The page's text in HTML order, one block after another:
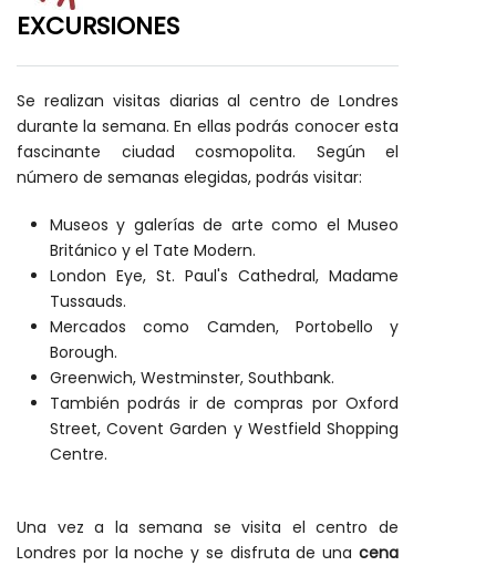
EXCURSIONES
Se realizan visitas diarias al centro de Londres
durante la semana. En ellas podrás conocer esta
fascinante ciudad cosmopolita. Según el
número de semanas elegidas, podrás visitar:
Museos y galerías de arte como el Museo
Británico y el Tate Modern.
London Eye, St. Paul's Cathedral, Madame
Tussauds.
Mercados como Camden, Portobello y
Borough.
Greenwich, Westminster, Southbank.
También podrás ir de compras por Oxford
Street, Covent Garden y Westfield Shopping
Centre.
Una vez a la semana se visita el centro de
Londres por la noche y se disfruta de una cena